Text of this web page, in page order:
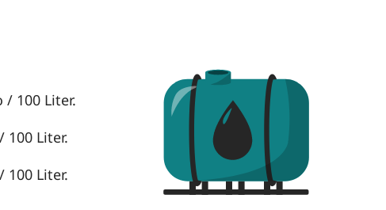
100 Liter.
Liter.
Liter.